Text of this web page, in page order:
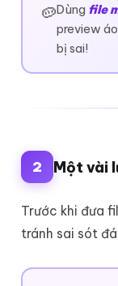
🥔Dùng file
preview
bị sai!
2 Một vài
Trước khi đưa
tránh sai sót